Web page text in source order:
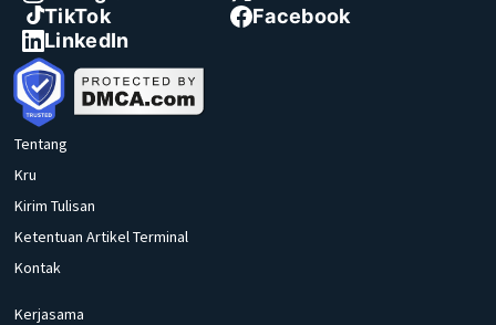
TikTok
Facebook
LinkedIn
Tentang
Kru
Kirim Tulisan
Ketentuan Artikel Terminal
Kontak
Kerjasama